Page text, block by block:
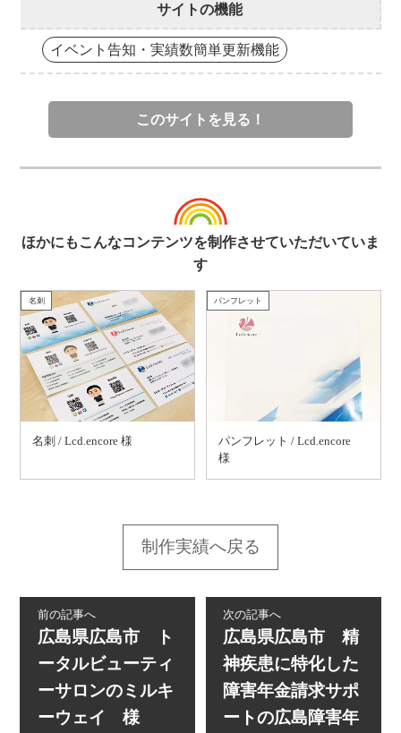
サイトの機能
イベント告知・実績数簡単更新機能
このサイトを見る！
ほかにもこんなコンテンツを制作させていただいていま
す
名刺
名刺 / Lcd.encore 様
パンフレット
パンフレット / Lcd.encore
様
制作実績へ戻る
前の記事へ
広島県広島市 ト
ータルビューティ
ーサロンのミルキ
ーウェイ 様
次の記事へ
広島県広島市 精
神疾患に特化した
障害年金請求サポ
ートの広島障害年